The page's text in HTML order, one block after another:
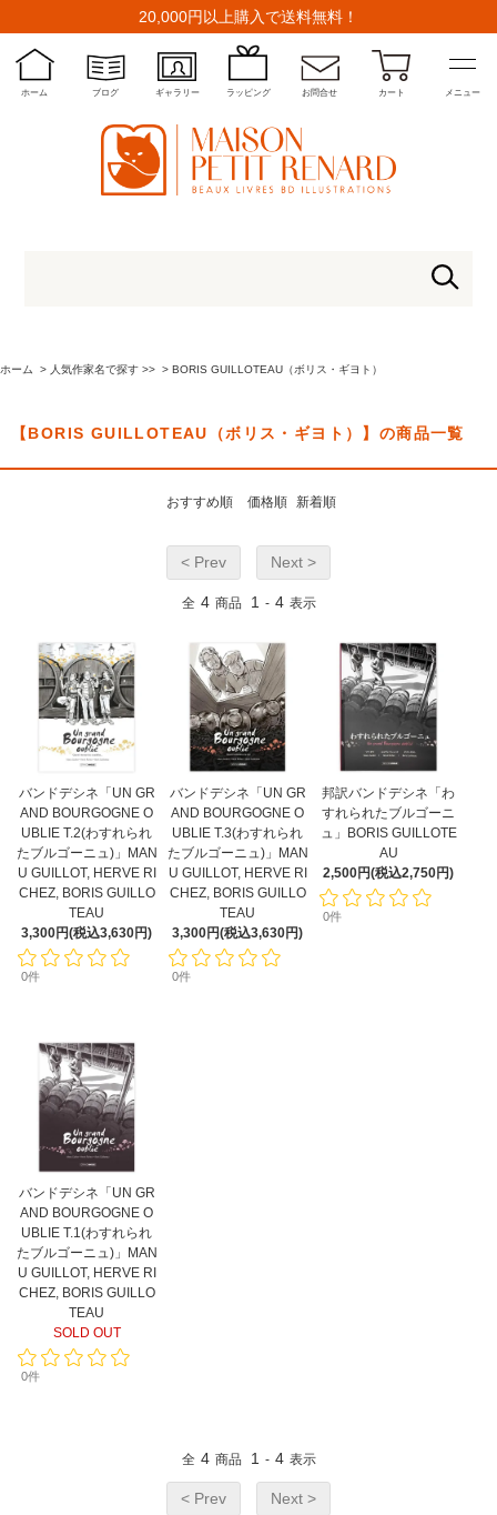
20,000円以上購入で送料無料！
ホーム ブログ ギャラリー ラッピング お問合せ カート メニュー
ホーム > 人気作家名で探す >> > BORIS GUILLOTEAU（ボリス・ギヨト）
【BORIS GUILLOTEAU（ボリス・ギヨト）】の商品一覧
おすすめ順 価格順 新着順
< Prev Next >
全 4 商品 1 - 4 表示
バンドデシネ「UN GR
AND BOURGOGNE O
UBLIE T.2(わすれられ
たブルゴーニュ)」MAN
U GUILLOT, HERVE RI
CHEZ, BORIS GUILLO
TEAU
3,300円(税込3,630円)
0件
バンドデシネ「UN GR
AND BOURGOGNE O
UBLIE T.3(わすれられ
たブルゴーニュ)」MAN
U GUILLOT, HERVE RI
CHEZ, BORIS GUILLO
TEAU
3,300円(税込3,630円)
0件
邦訳バンドデシネ「わ
すれられたブルゴーニ
ュ」BORIS GUILLOTE
AU
2,500円(税込2,750円)
0件
バンドデシネ「UN GR
AND BOURGOGNE O
UBLIE T.1(わすれられ
たブルゴーニュ)」MAN
U GUILLOT, HERVE RI
CHEZ, BORIS GUILLO
TEAU
SOLD OUT
0件
全 4 商品 1 - 4 表示
< Prev Next >